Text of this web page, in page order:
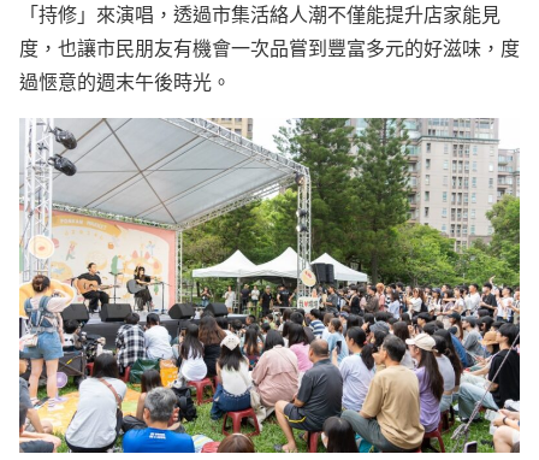
「持修」來演唱，透過市集活絡人潮不僅能提升店家能見
度，也讓市民朋友有機會一次品嘗到豐富多元的好滋味，度
過愜意的週末午後時光。